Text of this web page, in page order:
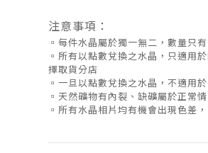
注意事項：
▫️每件水晶屬於獨一無二，數量只
▫️所有以點數兌換之水晶，只適用
擇取貨分店
▫️一旦以點數兌換之水晶，不適用
▫️天然礦物有內裂、缺礦屬於正常情
▫️所有水晶相片均有機會出現色差